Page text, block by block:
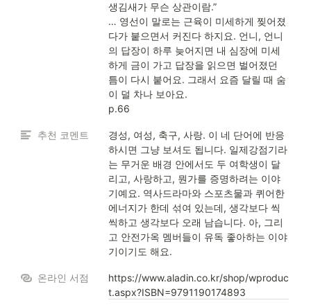
생김새가 무슨 상관이람.”
… 영선이 말로는 근육이 미세하게 찢어졌
다가 붙으면서 커진다 하지요. 언니, 언니
의 답장이 하루 늦어지면 내 심장에 미세
하게 금이 가고 답장을 읽으면 벌어졌던
틈이 다시 붙어요. 그래서 요즘 달릴 때 숨
이 덜 차나 보아요.
p.66
추천 코멘트
경성, 여성, 축구, 사랑. 이 네 단어에 반응
하시면 그냥 보셔도 됩니다. 일제강점기라
는 무거운 배경 안에서도 두 여학생이 달
리고, 사랑하고, 뭔가를 증명하려는 이야
기예요. 역사드라마와 스포츠물과 퀴어한
에너지가 한데 섞여 있는데, 생각보다 씩
씩하고 생각보다 오래 남습니다. 아, 그리
고 안전가옥 멤버들이 유독 좋아하는 이야
기이기도 해요.
온라인 서점
https://www.aladin.co.kr/shop/wproduc
t.aspx?ISBN=9791190174893